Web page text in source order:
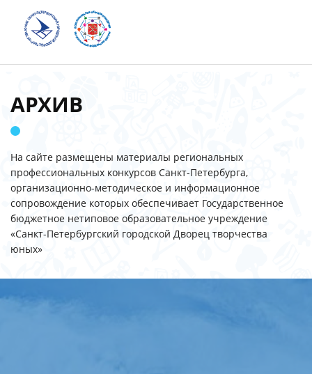
АРХИВ
На сайте размещены материалы региональных
профессиональных конкурсов Санкт-Петербурга,
организационно-методическое и информационное
сопровождение которых обеспечивает Государственное
бюджетное нетиповое образовательное учреждение
«Санкт-Петербургский городской Дворец творчества
юных»